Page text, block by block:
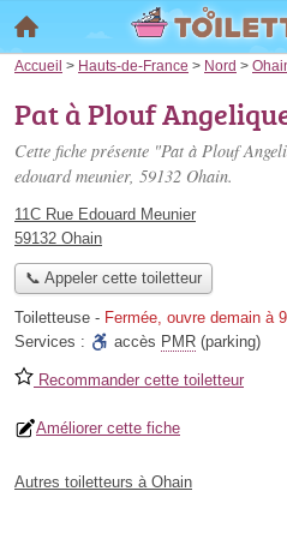
Accueil > Hauts-de-France > Nord >
Pat à Plouf
Cette fiche présente "Pat à Plouf
edouard meunier, 59132 Ohain.
11C Rue Edouard Meunier
59132 Ohain
📞 Appeler cette toiletteur
Toiletteuse - Fermée, ouvre demain à
Services :
accès PMR (parking)
Recommander cette toiletteur
Améliorer cette fiche
Autres toiletteurs à Ohain